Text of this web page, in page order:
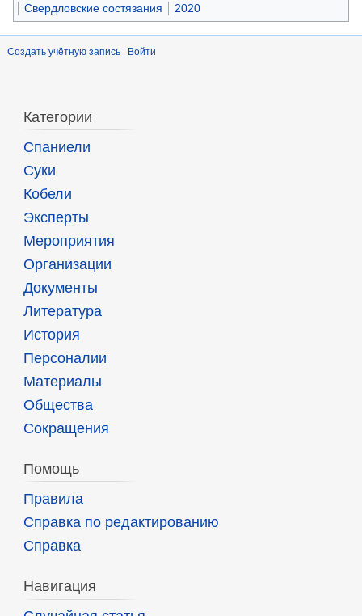
Свердловские состязания 2020
Создать учётную запись Войти
Категории
Спаниели
Суки
Кобели
Эксперты
Мероприятия
Организации
Документы
Литература
История
Персоналии
Материалы
Общества
Сокращения
Помощь
Правила
Справка по редактированию
Справка
Навигация